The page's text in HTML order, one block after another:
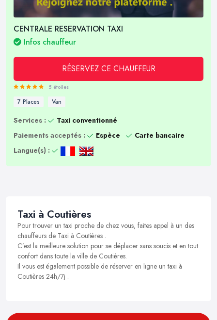
CENTRALE RESERVATION TAXI
Infos chauffeur
RÉSERVEZ CE CHAUFFEUR
5 étoiles
7 Places Van
Services :
Taxi conventionné
Paiements acceptés :
Espèce
Carte bancaire
Langue(s) :
Taxi à Coutières
Pour trouver un taxi proche de chez vous, faites appel à un des
chauffeurs de Taxi à Coutières .
C’est la meilleure solution pour se déplacer sans soucis et en tout
confort dans toute la ville de Coutières.
Il vous est également possible de réserver en ligne un taxi à
Coutières 24h/7j .